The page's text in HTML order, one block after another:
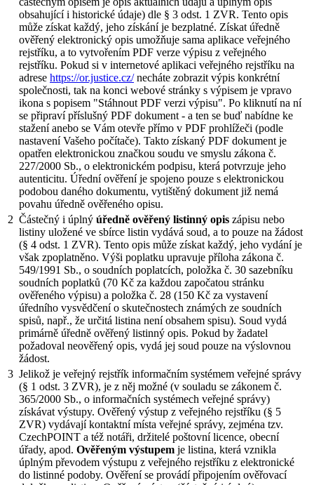
obsahující i historické údaje) dle § 3 odst. 1 ZVR. Tento opis
může získat každý, jeho získání je bezplatné. Získat úředně
ověřený elektronický opis umožňuje sama aplikace veřejného
rejstříku, a to vytvořením PDF verze výpisu z veřejného
rejstříku. Pokud si v internetové aplikaci veřejného rejstříku na
adrese https://or.justice.cz/necháte zobrazit výpis konkrétní
společnosti, tak na konci webové stránky s výpisem je vpravo
ikona s popisem "Stáhnout PDF verzi výpisu". Po kliknutí na ní
se připraví příslušný PDF dokument - a ten se buď nabídne ke
stažení anebo se Vám otevře přímo v PDF prohlížeči (podle
nastavení Vašeho počítače). Takto získaný PDF dokument je
opatřen elektronickou značkou soudu ve smyslu zákona č.
227/2000 Sb., o elektronickém podpisu, která potvrzuje jeho
autenticitu. Úřední ověření je spojeno pouze s elektronickou
podobou daného dokumentu, vytištěný dokument již nemá
povahu úředně ověřeného opisu.
2 Částečný i úplný úředně ověřený listinný opis zápisu nebo
listiny uložené ve sbírce listin vydává soud, a to pouze na žádost
(§ 4 odst. 1 ZVR). Tento opis může získat každý, jeho vydání je
však zpoplatněno. Výši poplatku upravuje příloha zákona č.
549/1991 Sb., o soudních poplatcích, položka č. 30 sazebníku
soudních poplatků (70 Kč za každou započatou stránku
ověřeného výpisu) a položka č. 28 (150 Kč za vystavení
úředního vysvědčení o skutečnostech známých ze soudních
spisů, např., že určitá listina není obsahem spisu). Soud vydá
primárně úředně ověřený listinný opis. Pokud by žadatel
požadoval neověřený opis, vydá jej soud pouze na výslovnou
žádost.
3 Jelikož je veřejný rejstřík informačním systémem veřejné správy
(§ 1 odst. 3 ZVR), je z něj možné (v souladu se zákonem č.
365/2000 Sb., o informačních systémech veřejné správy)
získávat výstupy. Ověřený výstup z veřejného rejstříku (§ 5
ZVR) vydávají kontaktní místa veřejné správy, zejména tzv.
CzechPOINT a též notáři, držitelé poštovní licence, obecní
úřady, apod. Ověřeným výstupem je listina, která vznikla
úplným převodem výstupu z veřejného rejstříku z elektronické
do listinné podoby. Ověření se provádí připojením ověřovací